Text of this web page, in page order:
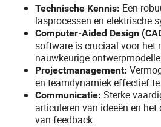
Technische Kennis: Een
lasprocessen en elektrische
Computer-Aided Design
software is cruciaal voor het
nauwkeurige
Projectmanagement:
en teamdynamiek effectief te
Communicatie: Sterke
articuleren van ideeën en
van feedback.